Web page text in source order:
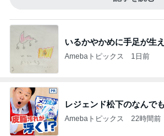
いるかやかめに手足が生
Amebaトピックス 1日前
レジェンド松下のなんで
Amebaトピックス 22時間前